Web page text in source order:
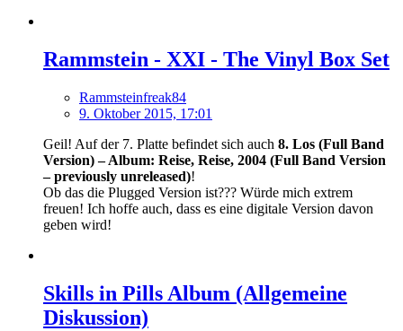
Rammstein - XXI - The Vinyl Box Set
Rammsteinfreak84
9. Oktober 2015, 17:01
Geil! Auf der 7. Platte befindet sich auch 8. Los (Full Band
Version) – Album: Reise, Reise, 2004 (Full Band Version
– previously unreleased)!
Ob das die Plugged Version ist??? Würde mich extrem
freuen! Ich hoffe auch, dass es eine digitale Version davon
geben wird!
Skills in Pills Album (Allgemeine
Diskussion)